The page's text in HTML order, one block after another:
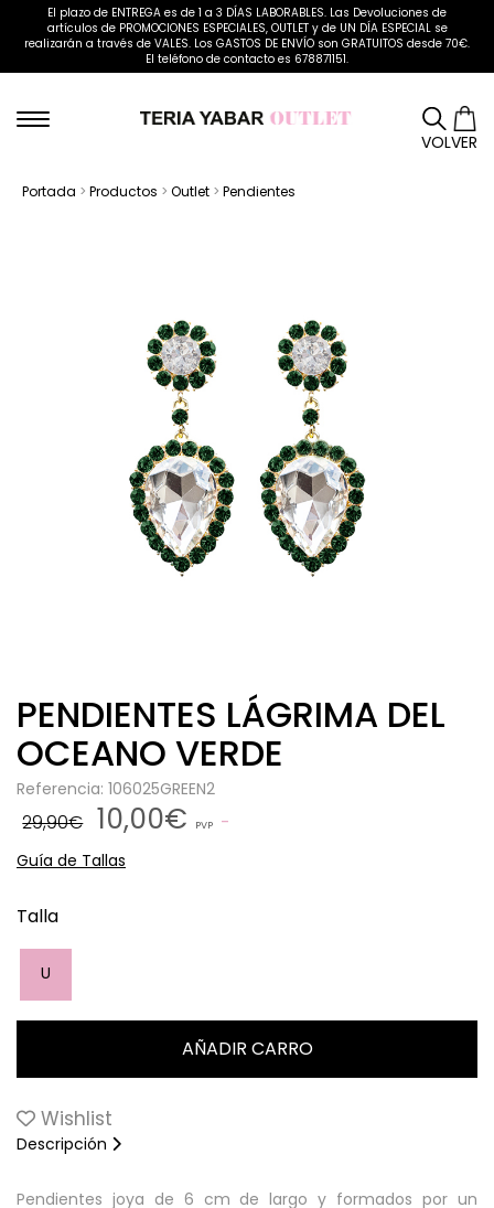
El plazo de ENTREGA es de 1 a 3 DÍAS LABORABLES. Las Devoluciones de
artículos de PROMOCIONES ESPECIALES, OUTLET y de UN DÍA ESPECIAL se
realizarán a través de VALES. Los GASTOS DE ENVÍO son GRATUITOS desde 70€.
El teléfono de contacto es 678871151.
VOLVER
Portada > Productos > Outlet > Pendientes
PENDIENTES LÁGRIMA DEL
OCEANO VERDE
Referencia: 106025GREEN2
29,90€ 10,00€ PVP
Guía de Tallas
Talla
U
Wishlist
Descripción
Pendientes joya de 6 cm de largo y formados por un